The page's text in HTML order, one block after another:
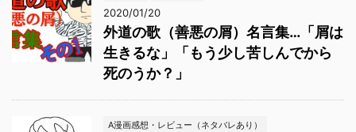
2020/01/20
外道の歌（善悪の屑）名言集…「屑は
生きるな」「もう少し苦しんでから
死のうか？」
A漫画感想・レビュー（ネタバレあり）